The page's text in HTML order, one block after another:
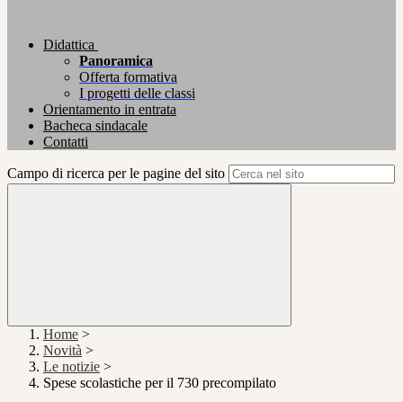
Didattica
Panoramica
Offerta formativa
I progetti delle classi
Orientamento in entrata
Bacheca sindacale
Contatti
Campo di ricerca per le pagine del sito
Home >
Novità >
Le notizie >
Spese scolastiche per il 730 precompilato